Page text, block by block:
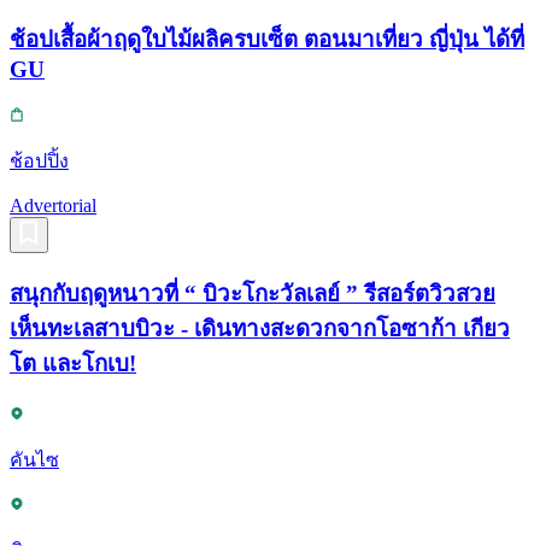
ช้อปเสื้อผ้าฤดูใบไม้ผลิครบเซ็ต ตอนมาเที่ยว ญี่ปุ่น ได้ที่
GU
ช้อปปิ้ง
Advertorial
สนุกกับฤดูหนาวที่ “ บิวะโกะวัลเลย์ ” รีสอร์ตวิวสวย
เห็นทะเลสาบบิวะ - เดินทางสะดวกจากโอซาก้า เกียว
โต และโกเบ!
คันไซ